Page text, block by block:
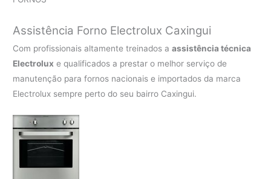
Assistência Forno Electrolux Caxingui
Com profissionais altamente treinados aassistência técnica
Electrolux e qualificados a prestar o melhor serviço de
manutenção para fornos nacionais e importados da marca
Electrolux sempre perto do seu bairro Caxingui.